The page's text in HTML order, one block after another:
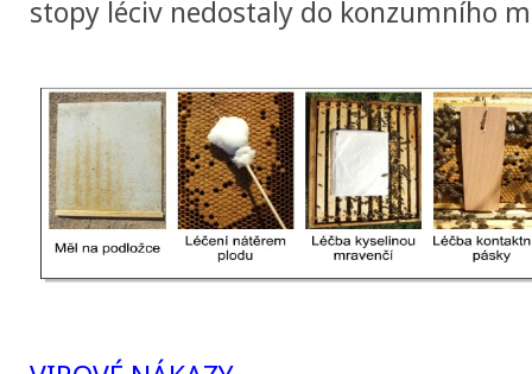
stopy léciv nedostaly do konzumního